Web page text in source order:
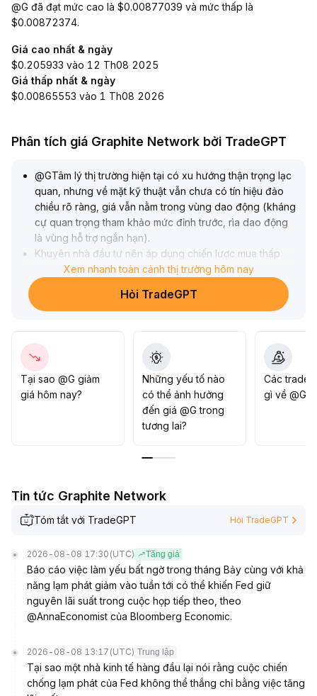
@G đã đạt mức cao là $0.00877039 và mức thấp là
$0.00872374.
Giá cao nhất & ngày
$0.205933 vào 12 Th08 2025
Giá thấp nhất & ngày
$0.00865553 vào 1 Th08 2026
Phân tích giá Graphite Network bởi TradeGPT
@GTâm lý thị trường hiện tại có xu hướng thận trọng lạc
quan, nhưng về mặt kỹ thuật vẫn chưa có tín hiệu đảo
chiều rõ ràng, giá vẫn nằm trong vùng dao động (kháng
cự quan trọng tham khảo mức đỉnh trước, rìa dao động
là vùng hỗ trợ ngắn hạn).
Khuyên nhà đầu tư nên áp dụng chiến lược mua thấp
bán cao trong vùng ngắn hạn, nếu vượt qua kháng cự
quan trọng với khối lượng lớn và đứng vững thì có thể
tăng dần vị thế; nếu thủng rìa dao động thì cần cắt lỗ
Xem nhanh toàn cảnh thị trường hôm nay
Hỏi TradeGPT
Tại sao @G giảm
giá hôm nay?
Những yếu tố nào
có thể ảnh hưởng
đến giá @G trong
tương lai?
Các trader
gì về @G?
Tin tức Graphite Network
Tóm tắt với TradeGPT Hỏi TradeGPT
2026-08-08 17:30 (UTC) Tăng giá
Báo cáo việc làm yếu bất ngờ trong tháng Bảy cùng với khả
năng lạm phát giảm vào tuần tới có thể khiến Fed giữ
nguyên lãi suất trong cuộc họp tiếp theo, theo
@AnnaEconomist của Bloomberg Economic.
2026-08-08 13:17 (UTC) Trung lập
Tại sao một nhà kinh tế hàng đầu lại nói rằng cuộc chiến
chống lạm phát của Fed không thể thắng chỉ bằng việc tăng